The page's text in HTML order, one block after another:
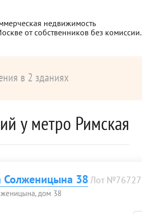
недвижимость
от собственников без комиссии.
в 2 зданиях
у метро Римская
Солженицына 38Лот №76727
дом 38